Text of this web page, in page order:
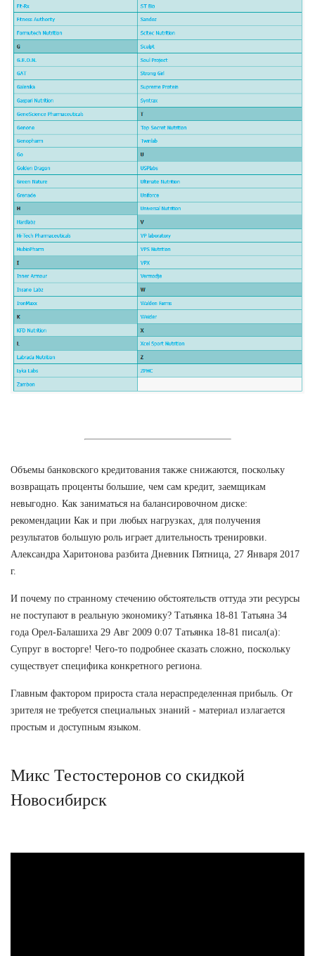
Объемы банковского кредитования также снижаются, поскольку
возвращать проценты большие, чем сам кредит, заемщикам
невыгодно. Как заниматься на балансировочном диске:
рекомендации Как и при любых нагрузках, для получения
результатов большую роль играет длительность тренировки.
Александра Харитонова разбита Дневник Пятница, 27 Января 2017
г.
И почему по странному стечению обстоятельств оттуда эти ресурсы
не поступают в реальную экономику? Татьянка 18-81 Татьяна 34
года Орел-Балашиха 29 Авг 2009 0:07 Татьянка 18-81 писал(а):
Супруг в восторге! Чего-то подробнее сказать сложно, поскольку
существует специфика конкретного региона.
Главным фактором прироста стала нераспределенная прибыль. От
зрителя не требуется специальных знаний - материал излагается
простым и доступным языком.
Микс Тестостеронов со скидкой
Новосибирск